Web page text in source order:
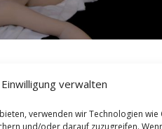
Einwilligung verwalten
verwenden wir Technologien wie
und/oder darauf zuzugreifen.